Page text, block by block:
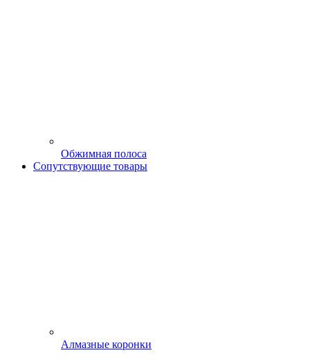
Обжимная полоса
Сопутствующие товары
Алмазные коронки